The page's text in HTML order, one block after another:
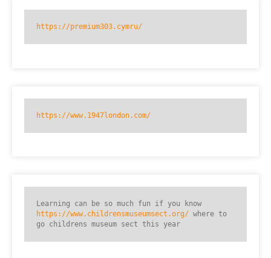
https://premium303.cymru/
https://www.1947london.com/
https://www.childrensmuseumsect.org/ where to
go childrens museum sect this year